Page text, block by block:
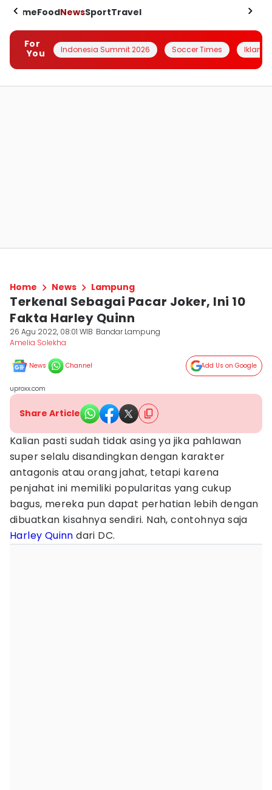
HomeFoodNewsSportTravel
For
You
Indonesia Summit 2026 Soccer Times Iklanin
Home News Lampung
Terkenal Sebagai Pacar Joker, Ini 10
Fakta Harley Quinn
26 Agu 2022, 08:01 WIB Bandar Lampung
Amelia Solekha
News Channel Add Us on Google
uproxx.com
Share Article
Kalian pasti sudah tidak asing ya jika pahlawan
super selalu disandingkan dengan karakter
antagonis atau orang jahat, tetapi karena
penjahat ini memiliki popularitas yang cukup
bagus, mereka pun dapat perhatian lebih dengan
dibuatkan kisahnya sendiri. Nah, contohnya saja
Harley Quinn dari DC.